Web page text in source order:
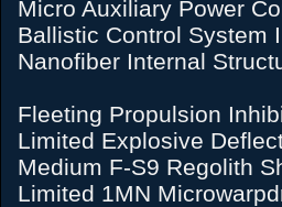
Micro Auxiliary Power
Ballistic Control System
Nanofiber Internal
Fleeting Propulsion
Limited Explosive
Medium F-S9 Regolith
Limited 1MN